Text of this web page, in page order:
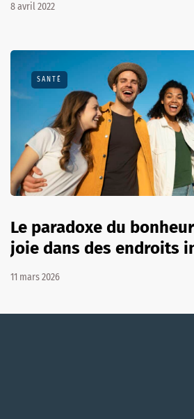
8 avril 2022
SANTÉ
Le paradoxe du
joie dans des endroits
11 mars 2026